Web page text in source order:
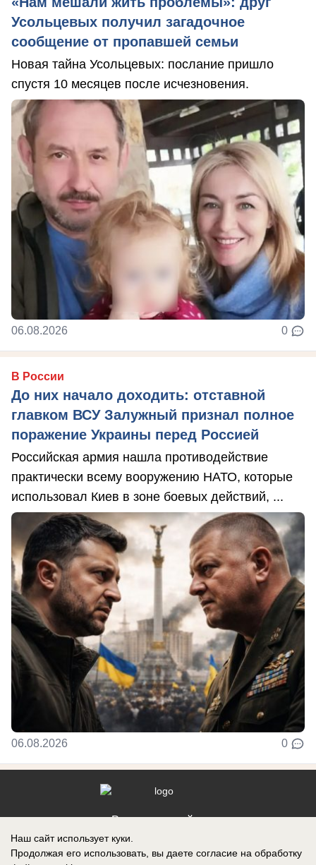
Усольцевых получил загадочное
сообщение от пропавшей семьи
Новая тайна Усольцевых: послание пришло
спустя 10 месяцев после исчезновения.
06.08.2026 0
В России
До них начало доходить: отставной
главком ВСУ Залужный признал полное
поражение Украины перед Россией
Российская армия нашла противодействие
практически всему вооружению НАТО, которые
использовал Киев в зоне боевых действий, ...
06.08.2026 0
Реклама на сайте
Наш сайт использует куки.
Продолжая его использовать, вы даете согласие на обработку